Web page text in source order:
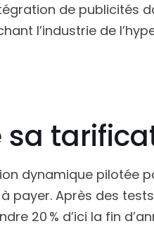
de publicités
l’industrie de
sa
dynamique pilotée
payer. Après des
20 % d’ici la fin